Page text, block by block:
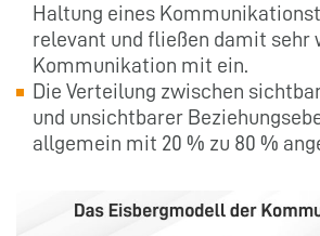
Haltung eines
relevant und fließen damit sehr
Kommunikation mit ein.
Die Verteilung zwischen
und unsichtbarer
allgemein mit 20 % zu 80 %